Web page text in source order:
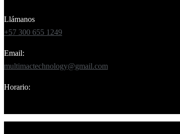
Llámanos
+57 300 655 1249
Email:
multimactechnology@gmail.com
Horario: